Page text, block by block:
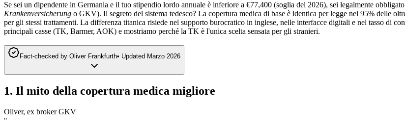
Se sei un dipendente in Germania e il tuo stipendio lordo annuale è inferiore a €77,400 (soglia del 2026), sei legalmente
Krankenversicherung o GKV). Il segreto del sistema tedesco? La copertura medica di base è identica per legge nel 95% delle
per gli stessi trattamenti. La differenza titanica risiede nel supporto burocratico in inglese, nelle interfacce digitali e nel tasso di
principali casse (TK, Barmer, AOK) e mostriamo perché la TK è l'unica scelta sensata per gli stranieri.
Fact-checked by Oliver Frankfurth• Updated Marzo 2026
1. Il mito della copertura medica migliore
Oliver, ex broker GKV
"